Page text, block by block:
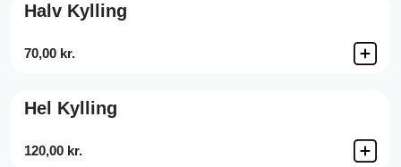
Halv Kylling
70,00 kr.
Hel Kylling
120,00 kr.